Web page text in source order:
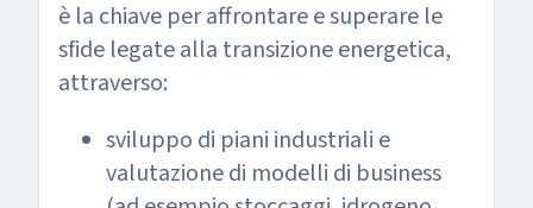
è la chiave per affrontare e superare le
sfide legate alla transizione energetica,
attraverso:
sviluppo di piani industriali e
valutazione di modelli di business